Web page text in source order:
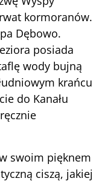
kormoranów.
Dębowo.
posiada
wody bujną
krańcu
do Kanału
swoim pięknem
ciszą, jakiej